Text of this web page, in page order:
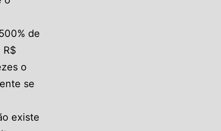
de
R$
o
se
existe